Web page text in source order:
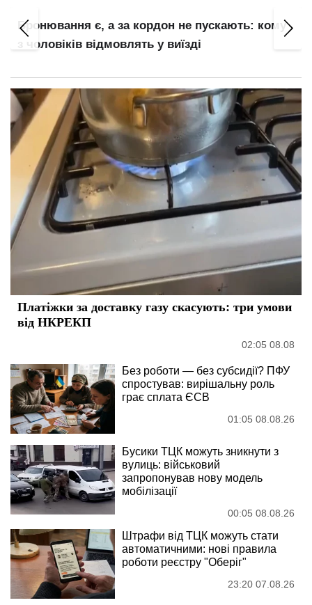
Штраф до 100 000 грн за заміну газового
обладнання: що перевіряють газовики
Платіжки за доставку газу скасують: три умови
від НКРЕКП
02:05 08.08
Без роботи — без субсидії? ПФУ
спростував: вирішальну роль
грає сплата ЄСВ
01:05 08.08.26
Бусики ТЦК можуть зникнути з
вулиць: військовий
запропонував нову модель
мобілізації
00:05 08.08.26
Штрафи від ТЦК можуть стати
автоматичними: нові правила
роботи реєстру "Оберіг"
23:20 07.08.26